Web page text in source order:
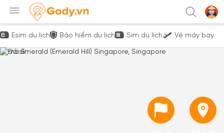
Esim du lịch Bảo hiểm du lịch Sim du lịch Vé máy bay